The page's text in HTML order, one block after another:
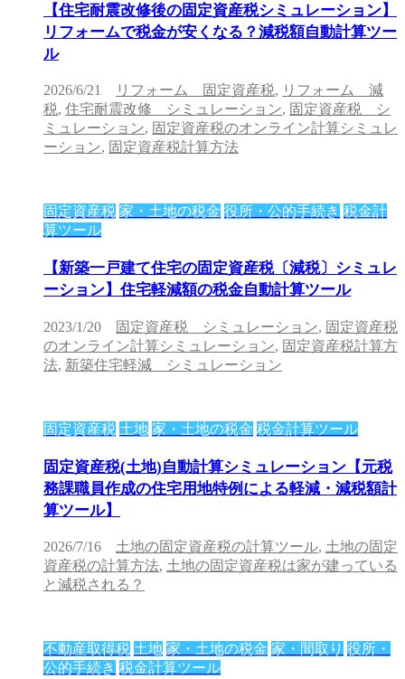
【住宅耐震改修後の固定資産税シミュレーション】
リフォームで税金が安くなる？減税額自動計算ツー
ル
2026/6/21 リフォーム 固定資産税, リフォーム 減
税, 住宅耐震改修 シミュレーション, 固定資産税 シ
ミュレーション, 固定資産税のオンライン計算シミュレ
ーション, 固定資産税計算方法
固定資産税 家・土地の税金 役所・公的手続き 税金計
算ツール
【新築一戸建て住宅の固定資産税〔減税〕シミュレ
ーション】住宅軽減額の税金自動計算ツール
2023/1/20 固定資産税 シミュレーション, 固定資産税
のオンライン計算シミュレーション, 固定資産税計算方
法, 新築住宅軽減 シミュレーション
固定資産税 土地 家・土地の税金 税金計算ツール
固定資産税(土地)自動計算シミュレーション【元税
務課職員作成の住宅用地特例による軽減・減税額計
算ツール】
2026/7/16 土地の固定資産税の計算ツール, 土地の固定
資産税の計算方法, 土地の固定資産税は家が建っている
と減税される？
不動産取得税 土地 家・土地の税金 家・間取り 役所・
公的手続き 税金計算ツール